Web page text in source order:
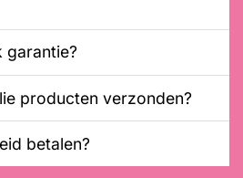
garantie?
producten verzonden?
betalen?